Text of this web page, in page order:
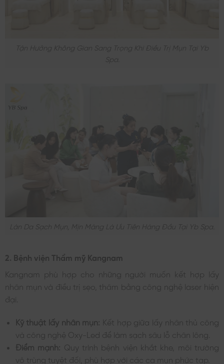
Tận Hưởng Không Gian Sang Trọng Khi Điều Trị Mụn Tại Yb
Spa.
Làn Da Sạch Mụn, Mịn Màng Là Ưu Tiên Hàng Đầu Tại Yb Spa.
2. Bệnh viện Thẩm mỹ Kangnam
Kangnam phù hợp cho những người muốn kết hợp lấy
nhân mụn và điều trị sẹo, thâm bằng công nghệ laser hiện
đại.
Kỹ thuật lấy nhân mụn: Kết hợp giữa lấy nhân thủ công
và công nghệ Oxy-Led để làm sạch sâu lỗ chân lông.
Điểm mạnh: Quy trình bệnh viện khắt khe, môi trường
vô trùng tuyệt đối, phù hợp với các ca mụn phức tạp.